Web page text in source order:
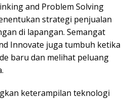
and Problem Solving
strategi penjualan
di lapangan. Semangat
Innovate juga tumbuh ketika
baru dan melihat peluang
keterampilan teknologi